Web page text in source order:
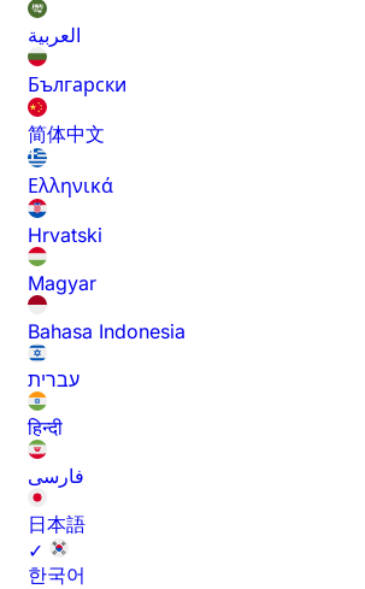
العربية
Български
简体中文
Ελληνικά
Hrvatski
Magyar
Bahasa Indonesia
עברית
हिन्दी
فارسی
日本語
✓
한국어